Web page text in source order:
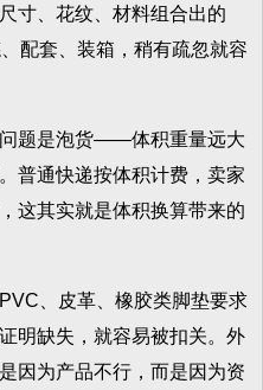
寸、花纹、材料组合出的
配套、装箱，稍有疏忽就容
题是泡货——体积重量远大
普通快递按体积计费，卖家
这其实就是体积换算带来的
、皮革、橡胶类脚垫要求
明缺失，就容易被扣关。外
因为产品不行，而是因为资